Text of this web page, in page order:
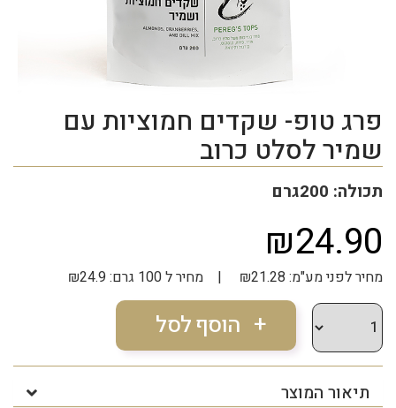
פרג טופ- שקדים חמוציות עם
שמיר לסלט כרוב
תכולה: 200גרם
₪24.90
מחיר לפני מע"מ: ₪21.28 | מחיר ל 100 גרם: ₪24.9
תיאור המוצר